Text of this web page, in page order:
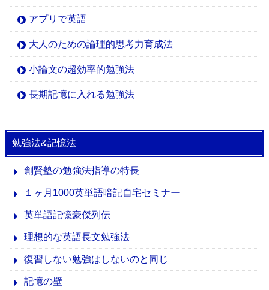
アプリで英語
大人のための論理的思考力育成法
小論文の超効率的勉強法
長期記憶に入れる勉強法
勉強法&記憶法
創賢塾の勉強法指導の特長
１ヶ月1000英単語暗記自宅セミナー
英単語記憶豪傑列伝
理想的な英語長文勉強法
復習しない勉強はしないのと同じ
記憶の壁